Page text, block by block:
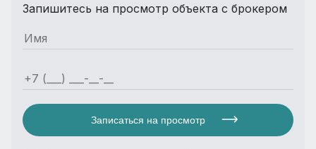
Запишитесь на просмотр объекта с брокером
Записаться на просмотр